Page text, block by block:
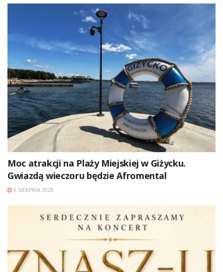
Moc atrakcji na Plaży Miejskiej w Giżycku.
Gwiazdą wieczoru będzie Afromental
5 SIERPNIA 2026